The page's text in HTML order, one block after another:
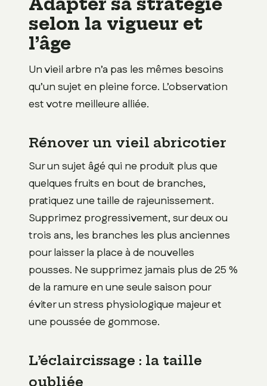
selon la vigueur et
l’âge
Un vieil arbre n’a pas les mêmes besoins
qu’un sujet en pleine force. L’observation
est votre meilleure alliée.
Rénover un vieil abricotier
Sur un sujet âgé qui ne produit plus que
quelques fruits en bout de branches,
pratiquez une taille de rajeunissement.
Supprimez progressivement, sur deux ou
trois ans, les branches les plus anciennes
pour laisser la place à de nouvelles
pousses. Ne supprimez jamais plus de 25 %
de la ramure en une seule saison pour
éviter un stress physiologique majeur et
une poussée de gommose.
L’éclaircissage : la taille
oubliée